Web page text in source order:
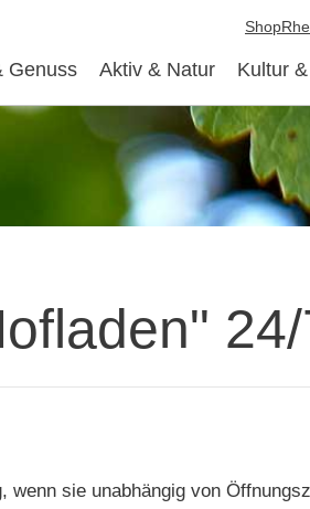
Genuss Aktiv & Natur Kultur
Shop
wenn sie unabhängig von